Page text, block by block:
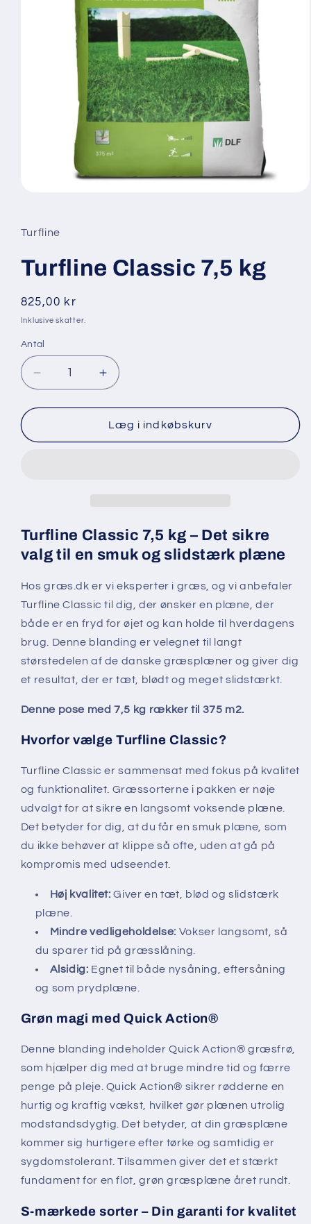
i
modus
Turfline
Turfline Classic 7,5 kg
Normalpris
825,00 kr
Inklusive skatter.
Antal
Antal
Reducer
antallet
for
Classic
Øg
antallet
for
Turfline
Classic
Læg i indkøbskurv
Turfline Classic 7,5 kg – Det sikre
valg til en smuk og slidstærk plæne
Hos græs.dk er vi eksperter i græs, og vi anbefaler
Turfline Classic til dig, der ønsker en plæne, der
både er en fryd for øjet og kan holde til hverdagens
brug. Denne blanding er velegnet til langt
størstedelen af de danske græsplæner og giver dig
et resultat, der er tæt, blødt og meget slidstærkt.
Denne pose med 7,5 kg rækker til 375 m2.
Hvorfor vælge Turfline Classic?
Turfline Classic er sammensat med fokus på kvalitet
og funktionalitet. Græssorterne i pakken er nøje
udvalgt for at sikre en langsomt voksende plæne.
Det betyder for dig, at du får en smuk plæne, som
du ikke behøver at klippe så ofte, uden at gå på
kompromis med udseendet.
Høj kvalitet: Giver en tæt, blød og slidstærk
plæne.
Mindre vedligeholdelse: Vokser langsomt, så
du sparer tid på græsslåning.
Alsidig: Egnet til både nysåning, eftersåning
og som prydplæne.
Grøn magi med Quick Action®
Denne blanding indeholder Quick Action® græsfrø,
som hjælper dig med at bruge mindre tid og færre
penge på pleje. Quick Action® sikrer rødderne en
hurtig og kraftig vækst, hvilket gør plænen utrolig
modstandsdygtig. Det betyder, at din græsplæne
kommer sig hurtigere efter tørke og samtidig er
sygdomstolerant. Tilsammen giver det et stærkt
fundament for en flot, grøn græsplæne året rundt.
S-mærkede sorter – Din garanti for kvalitet